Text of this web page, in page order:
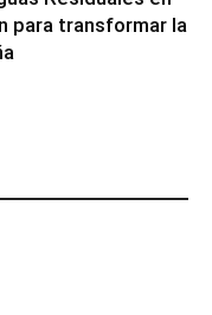
para transformar la